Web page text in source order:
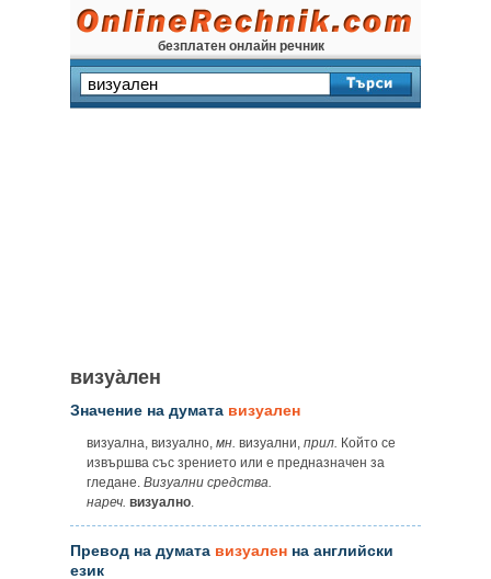
безплатен онлайн речник
визуа̀лен
Значение на думата визуален
визуална, визуално, мн. визуални, прил. Който се
извършва със зрението или е предназначен за
гледане. Визуални средства.
нареч. визуално.
Превод на думата визуален на английски
език